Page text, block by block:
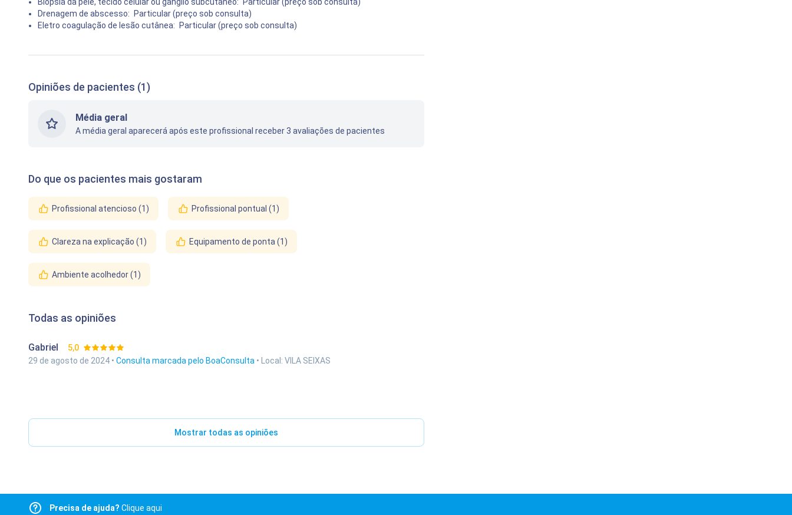
Drenagem de abscesso:
Particular (preço sob consulta)
Eletro coagulação de lesão cutânea:
Particular (preço sob consulta)
Opiniões de pacientes (1)
Média geral
A média geral aparecerá após este profissional receber 3 avaliações de pacientes
Do que os pacientes mais gostaram
Profissional atencioso (1) Profissional pontual (1)
Clareza na explicação (1) Equipamento de ponta (1)
Ambiente acolhedor (1)
Todas as opiniões
Gabriel
5,0
29 de agosto de 2024 • Consulta marcada pelo BoaConsulta • Local: VILA SEIXAS
Mostrar todas as opiniões
Precisa de ajuda? Clique aqui